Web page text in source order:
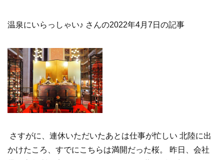
温泉にいらっしゃい♪ さんの2022年4月7日の記事
さすがに、連休いただいたあとは仕事が忙しい 北陸に出
かけたころ、すでにこちらは満開だった桜。 昨日、会社